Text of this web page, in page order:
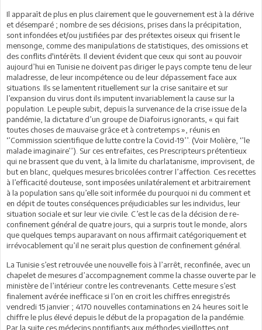
Il apparaît de plus en plus clairement que le gouvernement est à la dérive
et désemparé ; nombre de ses décisions, prises dans la précipitation,
sont infondées et/ou justifiées par des prétextes oiseux qui frisent le
mensonge, comme des manipulations de statistiques, des omissions et
des conflits d'intérêts. Il devient évident que ceux qui sont au pouvoir
aujourd’hui en Tunisie ne doivent pas diriger le pays compte tenu de leur
maladresse, de leur incompétence ou de leur dépassement face aux
situations. Ils se lamentent rituellement sur la crise sanitaire et sur
l’expansion du virus dont ils imputent invariablement la cause sur la
population. Le peuple subit, depuis la survenance de la crise issue de la
pandémie, la dictature d’un groupe de Diafoirus ignorants, « qui fait
toutes choses de mauvaise grâce et à contretemps », réunis en
‘’Commission scientifique de lutte contre la Covid-19’’. (Voir Molière, ‘’le
malade imaginaire’’). Sur ces entrefaites, ces Prescripteurs prétentieux
qui ne brassent que du vent, à la limite du charlatanisme, improvisent, de
but en blanc, quelques mesures bricolées contrer l’affection. Ces recettes
à l’efficacité douteuse, sont imposées unilatéralement et arbitrairement
à la population sans qu’elle soit informée du pourquoi ni du comment et
en dépit de toutes conséquences préjudiciables sur les individus, leur
situation sociale et sur leur vie civile. C’est le cas de la décision de re-
confinement général de quatre jours, qui a surpris tout le monde, alors
que quelques temps auparavant on nous affirmait catégoriquement et
irrévocablement qu’il ne serait plus question de confinement général.
La Tunisie s’est retrouvée une nouvelle fois à l’arrêt, reconfinée, avec un
chapelet de mesures d’accompagnement comme la chasse ouverte par le
ministère de l’intérieur contre les contrevenants. Cette mesure s’est
finalement avérée inefficace si l’on en croit les chiffres enregistrés
vendredi 15 janvier ; 4170 nouvelles contaminations en 24 heures soit le
chiffre le plus élevé depuis le début de la propagation de la pandémie.
Par la suite ces médecins pontifiants aux méthodes vieillottes ont